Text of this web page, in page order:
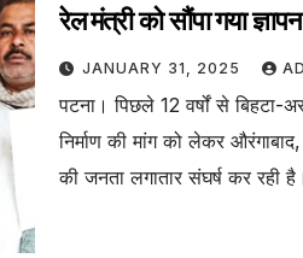
रेल मंत्री को सौंपा गया ज्ञापन
JANUARY 31, 2025
पटना। पिछले 12 वर्षों से
निर्माण की मांग को लेकर
की जनता लगातार संघर्ष कर रही